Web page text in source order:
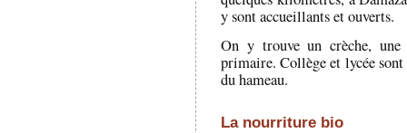
y sont accueillants et ouverts.
On y trouve un crèche, une
primaire. Collège et lycée sont
du hameau.
La nourriture bio